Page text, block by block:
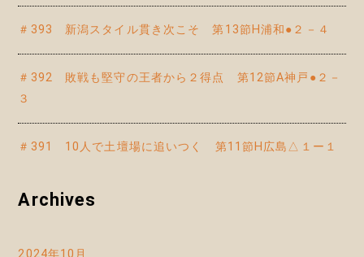
＃393 新潟スタイル貫き次こそ 第13節H浦和●２－４
＃392 敗戦も堅守の王者から２得点 第12節A神戸●２－
３
＃391 10人で土壇場に追いつく 第11節H広島△１ー１
Archives
2024年10月